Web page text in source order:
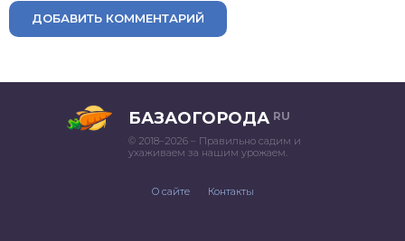
ДОБАВИТЬ КОММЕНТАРИЙ
БАЗАОГОРОДА RU
© 2018–2026 – Правильно садим и
ухаживаем за нашим урожаем.
О сайте Контакты